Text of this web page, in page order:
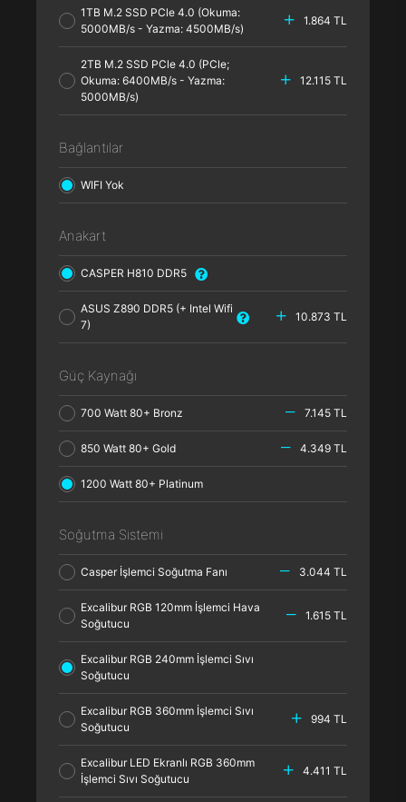
1TB M.2 SSD PCle 4.0 (Okuma:
5000MB/s - Yazma: 4500MB/s)
1.864 TL
2TB M.2 SSD PCle 4.0 (PCle;
Okuma: 6400MB/s - Yazma:
5000MB/s)
12.115 TL
Bağlantılar
WIFI Yok
Anakart
CASPER H810 DDR5
ASUS Z890 DDR5 (+ Intel Wifi
7)
10.873 TL
Güç Kaynağı
700 Watt 80+ Bronz 7.145 TL
850 Watt 80+ Gold 4.349 TL
1200 Watt 80+ Platinum
Soğutma Sistemi
Casper İşlemci Soğutma Fanı 3.044 TL
Excalibur RGB 120mm İşlemci Hava
Soğutucu
1.615 TL
Excalibur RGB 240mm İşlemci Sıvı
Soğutucu
Excalibur RGB 360mm İşlemci Sıvı
Soğutucu
994 TL
Excalibur LED Ekranlı RGB 360mm
İşlemci Sıvı Soğutucu
4.411 TL